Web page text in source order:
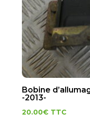
Bobine
-2013-
20.00€ TTC